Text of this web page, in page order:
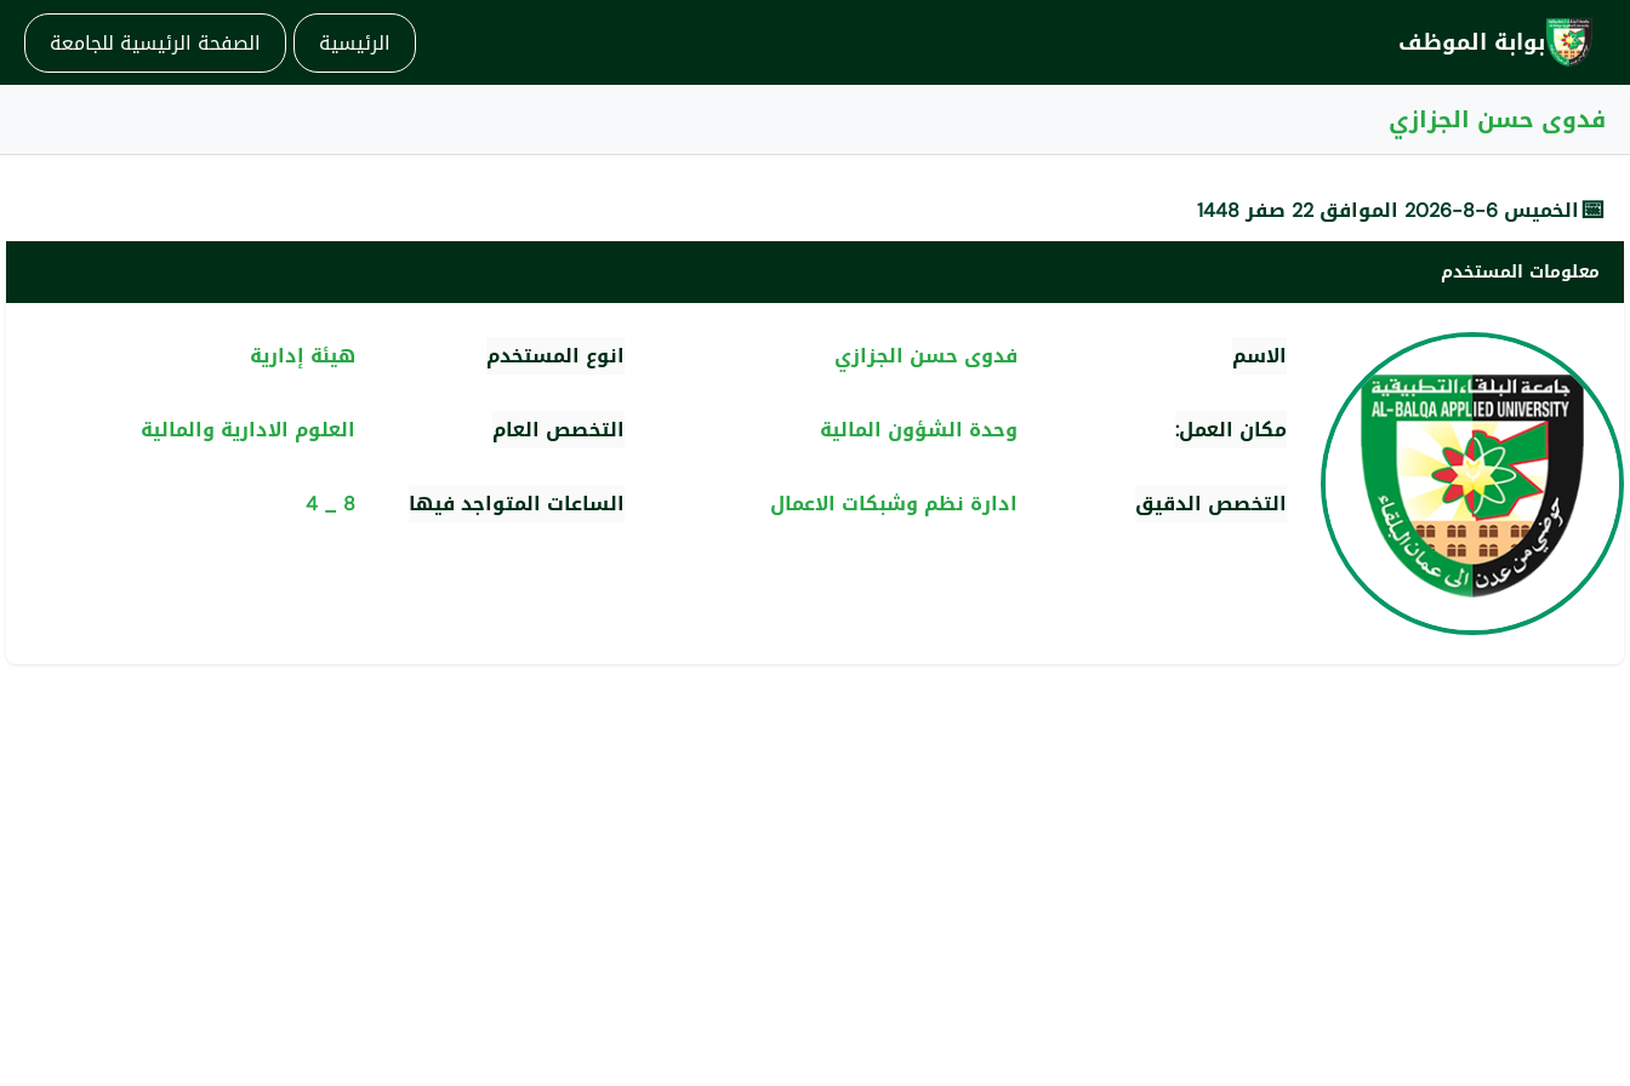
بوابة الموظف الرئيسية الصفحة الرئيسية للجامعة
فدوى حسن الجزازي
📅الخميس 6-8-2026 الموافق 22 صفر 1448
معلومات المستخدم
الاسم فدوى حسن الجزازي انوع المستخدم
هيئة إدارية
مكان العمل:
وحدة الشؤون المالية التخصص العام
العلوم الادارية والمالية
التخصص الدقيق
ادارة نظم وشبكات الاعمال الساعات المتواجد فيها 8 _ 4